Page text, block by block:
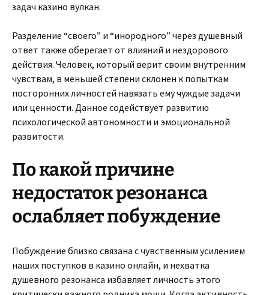
задач казино вулкан.
Разделение “своего” и “инородного” через душевный
ответ также оберегает от влияний и нездорового
действия. Человек, который верит своим внутренним
чувствам, в меньшей степени склонен к попыткам
посторонних личностей навязать ему чуждые задачи
или ценности. Данное содействует развитию
психологической автономности и эмоциональной
развитости.
По какой причине
недостаток резонанса
ослабляет побуждение
Побуждение близко связана с чувственным усилением
наших поступков в казино онлайн, и нехватка
душевного резонанса избавляет личность этого